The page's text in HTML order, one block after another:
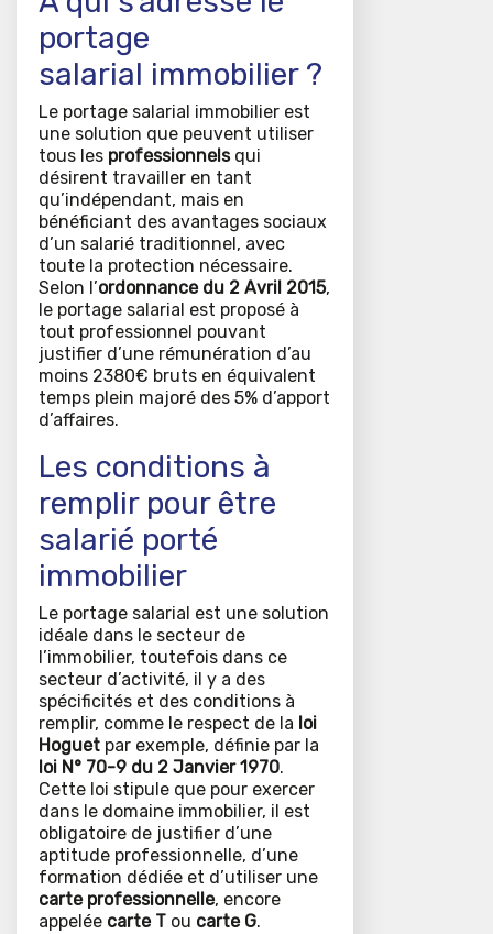
portage
salarial immobilier ?
Le portage salarial immobilier est
une solution que peuvent utiliser
tous les professionnelsqui
désirent travailler en tant
qu’indépendant, mais en
bénéficiant des avantages sociaux
d’un salarié traditionnel, avec
toute la protection nécessaire.
Selon l’ordonnance du 2 Avril 2015,
le portage salarial est proposé à
tout professionnel pouvant
justifier d’une rémunération d’au
moins 2380€ bruts en équivalent
temps plein majoré des 5% d’apport
d’affaires.
Les conditions à
remplir pour être
salarié porté
immobilier
Le portage salarial est une solution
idéale dans le secteur de
l’immobilier, toutefois dans ce
secteur d’activité, il y a des
spécificités et des conditions à
remplir, comme le respect de la loi
Hoguet par exemple, définie par la
loi N° 70-9 du 2 Janvier 1970.
Cette loi stipule que pour exercer
dans le domaine immobilier, il est
obligatoire de justifier d’une
aptitude professionnelle, d’une
formation dédiée et d’utiliser une
carte professionnelle, encore
appelée carte T ou carte G.